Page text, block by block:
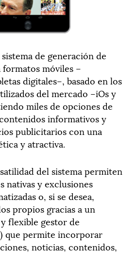
de generación de
móviles –
digitales–, basado en los
del mercado –iOs y
miles de opciones de
informativos y
publicitarios con una
y atractiva.
del sistema permiten
nativas y exclusiones
o, si se desea,
propios gracias a un
flexible gestor de
que permite incorporar
noticias, contenidos,